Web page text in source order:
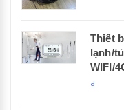
Thiết
lạnh/
WIFI/
₫